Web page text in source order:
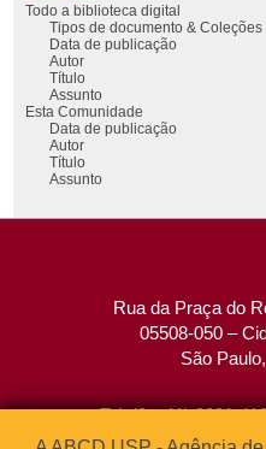
Todo a biblioteca digital
Tipos de documento & Coleções
Data de publicação
Autor
Título
Assunto
Esta Comunidade
Data de publicação
Autor
Título
Assunto
Rua da Praça do
05508-050 –
São
Tel: (0xx11) 3091-
Fax: